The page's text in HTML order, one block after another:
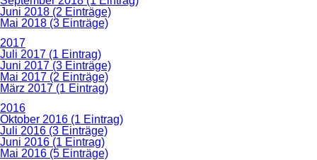
Juni 2018 (2 Einträge)
Mai 2018 (3 Einträge)
2017
Juli 2017 (1 Eintrag)
Juni 2017 (3 Einträge)
Mai 2017 (2 Einträge)
März 2017 (1 Eintrag)
2016
Oktober 2016 (1 Eintrag)
Juli 2016 (3 Einträge)
Juni 2016 (1 Eintrag)
Mai 2016 (5 Einträge)